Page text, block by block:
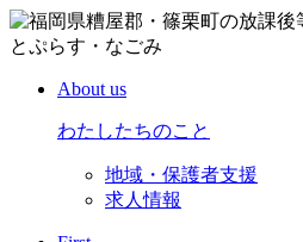
About us
わたしたちのこと
地域・保護者支援
求人情報